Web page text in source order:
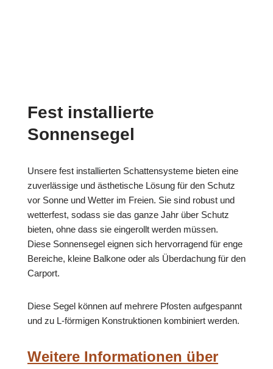
Fest installierte
Sonnensegel
Unsere fest installierten Schattensysteme bieten eine
zuverlässige und ästhetische Lösung für den Schutz
vor Sonne und Wetter im Freien. Sie sind robust und
wetterfest, sodass sie das ganze Jahr über Schutz
bieten, ohne dass sie eingerollt werden müssen.
Diese Sonnensegel eignen sich hervorragend für enge
Bereiche, kleine Balkone oder als Überdachung für den
Carport.
Diese Segel können auf mehrere Pfosten aufgespannt
und zu L-förmigen Konstruktionen kombiniert werden.
Weitere Informationen über